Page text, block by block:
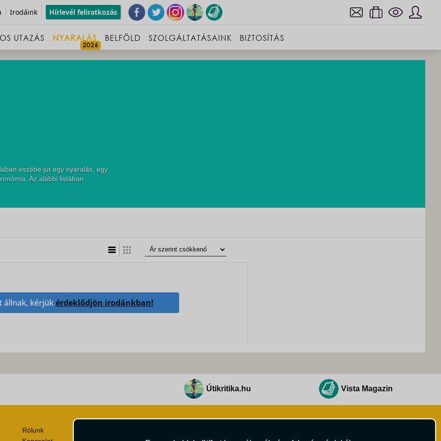
Irodáink Hírlevél feliratkozás
UTAZÁS NYARALÁS BELFÖLD SZOLGÁLTATÁSAINK BIZTOSÍTÁS
eszébe jut egy nyaralás, egy
Az alábbi listában
állnak, kérjükérdeklődjön irodánkban!
Útikritika.hu Vista Magazin
Rólunk